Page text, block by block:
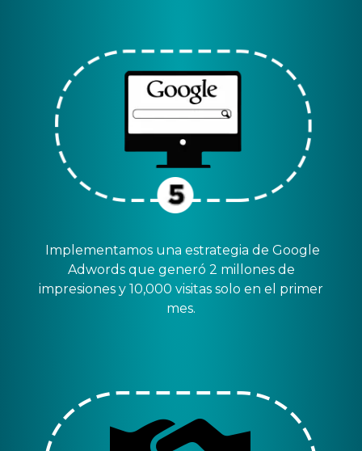
Implementamos una estrategia de Google
Adwords que generó 2 millones de
impresiones y 10,000 visitas solo en el primer
mes.